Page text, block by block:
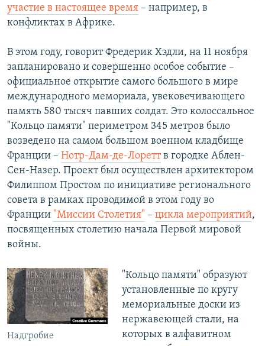
участие в настоящее время – например, в
конфликтах в Африке.
В этом году, говорит Фредерик Хэдли, на 11 ноября
запланировано и совершенно особое событие –
официальное открытие самого большого в мире
международного мемориала, увековечивающего
память 580 тысяч павших солдат. Это колоссальное
"Кольцо памяти" периметром 345 метров было
возведено на самом большом военном кладбище
Франции – Нотр-Дам-де-Лореттв городке Аблен-
Сен-Назер. Проект был осуществлен архитектором
Филиппом Простом по инициативе регионального
совета в рамках проводимой в этом году во
Франции "Миссии Столетия" – цикла мероприятий,
посвященных столетию начала Первой мировой
войны.
Надгробие
"Кольцо памяти" образуют
установленные по кругу
мемориальные доски из
нержавеющей стали, на
которых в алфавитном